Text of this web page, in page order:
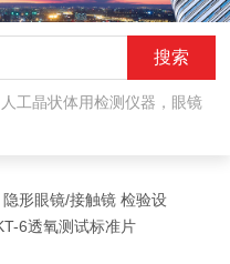
工晶状体用检测仪器，眼镜
隐形眼镜/接触镜 检验设
6透氧测试标准片